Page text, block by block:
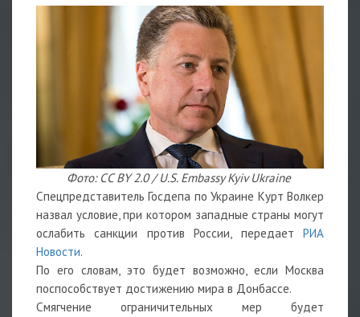
Фото: CC BY 2.0 / U.S. Embassy Kyiv Ukraine
Спецпредставитель Госдепа по Украине Курт Волкер
назвал условие, при котором западные страны могут
ослабить санкции против России, передает РИА
Новости.
По его словам, это будет возможно, если Москва
поспособствует достижению мира в Донбассе.
Смягчение ограничительных мер будет